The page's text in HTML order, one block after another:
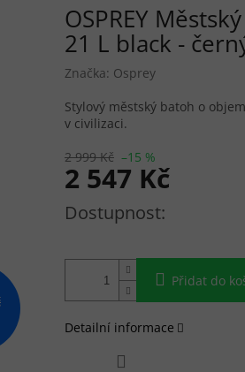
OSPREY
21 L black -
Značka: Osprey
2 999 Kč –15 %
2 547 Kč
Měrná cena:
Přidat do
Stylový městský batoh o
v civilizaci.
Detailní informace